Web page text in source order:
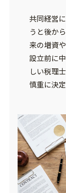
共同経営
うと後か
来の増資
設立前に
しい税理
慎重に決